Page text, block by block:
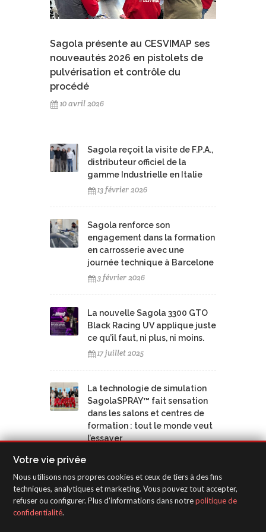
Sagola présente au CESVIMAP ses
nouveautés 2026 en pistolets de
pulvérisation et contrôle du
procédé
10 avril 2026
Sagola reçoit la visite de F.P.A.,
distributeur officiel de la
gamme Industrielle en Italie
13 février 2026
Sagola renforce son
engagement dans la formation
en carrosserie avec une
journée technique à Barcelone
3 février 2026
La nouvelle Sagola 3300 GTO
Black Racing UV applique juste
ce qu’il faut, ni plus, ni moins.
17 juillet 2025
La technologie de simulation
SagolaSPRAY™ fait sensation
dans les salons et centres de
formation : tout le monde veut
l’essayer
Les cabines de pulvérisation
virtuelles SagolaSPRAY™
Votre vie privée
Nous utilisons nos propres cookies et ceux de tiers à des fins
techniques, analytiques et marketing. Vous pouvez tout accepter,
refuser ou configurer. Plus d'informations dans notrepolitique de
confidentialité.